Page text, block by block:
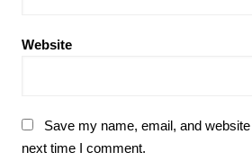
Website
Save my name, email, and
next time I comment.